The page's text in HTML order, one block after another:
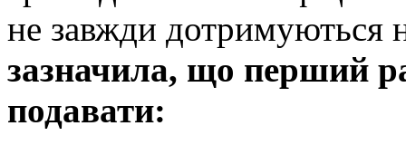
не завжди дотримуються
зазначила, що перший
подавати: